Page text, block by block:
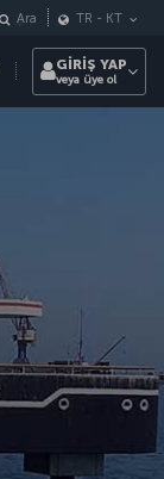
Ara TR - KT
GİRİŞ YAP
veya üye ol